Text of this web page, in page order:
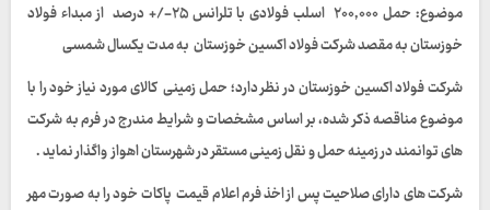
موضوع: حمل ۲۰۰,۰۰۰ اسلب فولادی با تلرانس ۲۵-/+ درصد از مبداء فولاد
خوزستان به مقصد شرکت فولاد اکسین خوزستان به مدت یکسال شمسی
شرکت فولاد اکسین خوزستان در نظر دارد؛ حمل زمینی کالای مورد نیاز خود را با
موضوع مناقصه ذکر شده، بر اساس مشخصات و شرایط مندرج در فرم به شرکت
های توانمند در زمینه حمل و نقل زمینی مستقر در شهرستان اهواز واگذار نماید .
شرکت های دارای صلاحیت پس از اخذ فرم اعلام قیمت پاکات خود را به صورت مهر